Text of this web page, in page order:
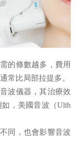
的條數越多，費用
常比局部拉提多。
波儀器，其治療效
，美國音波（Ulth
同，也會影響音波